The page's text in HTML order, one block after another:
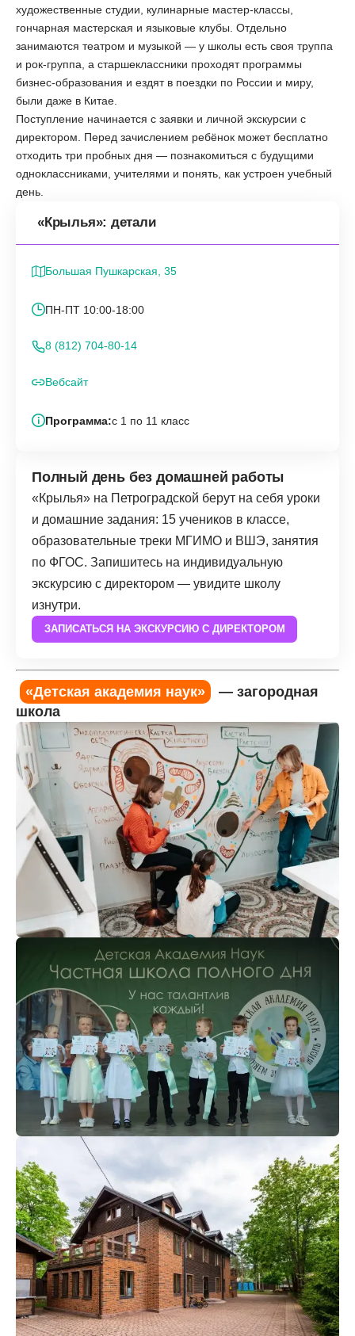
художественные студии, кулинарные мастер-классы,
гончарная мастерская и языковые клубы. Отдельно
занимаются театром и музыкой — у школы есть своя труппа
и рок-группа, а старшеклассники проходят программы
бизнес-образования и ездят в поездки по России и миру,
были даже в Китае.
Поступление начинается с заявки и личной экскурсии с
директором. Перед зачислением ребёнок может бесплатно
отходить три пробных дня — познакомиться с будущими
одноклассниками, учителями и понять, как устроен учебный
день.
«Крылья»: детали
Большая Пушкарская, 35
ПН-ПТ 10:00-18:00
8 (812) 704-80-14
Вебсайт
Программа:с 1 по 11 класс
Полный день без домашней работы
«Крылья» на Петроградской берут на себя уроки
и домашние задания: 15 учеников в классе,
образовательные треки МГИМО и ВШЭ, занятия
по ФГОС. Запишитесь на индивидуальную
экскурсию с директором — увидите школу
изнутри.
ЗАПИСАТЬСЯ НА ЭКСКУРСИЮ С ДИРЕКТОРОМ
«Детская академия наук»
— загородная
школа